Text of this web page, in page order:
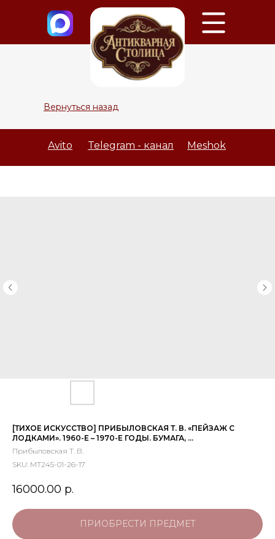
Вернуться назад
Meshok
Avito Telegram - канал
[ТИХОЕ ИСКУССТВО] ПРИБЫЛОВСКАЯ Т. В. «ПЕЙЗАЖ С
ЛОДКАМИ». 1960-Е – 1970-Е ГОДЫ. БУМАГА, ...
Прибыловская Т. В.
SKU: МТ245-01-26-17
16000.00 р.
ПРИОБРЕСТИ ПРЕДМЕТ